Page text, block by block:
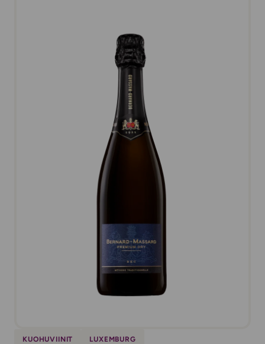
KUOHUVIINIT LUXEMBURG